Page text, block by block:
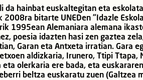
hainbat euskaltegitan eta
bitarte UNEDen “Idazle
1995ean Alemaniara alemana
poesia idazten hasi zen gaztea
Garan eta Antxeta irratian. Gara
aldizkaria, Irunero, Ttipi Ttapa,
olerkaria ere bada, eta
beltza euskaratu zuen (Galtzea